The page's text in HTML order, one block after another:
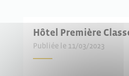
Hôtel Première
Publiée le 11/03/2023